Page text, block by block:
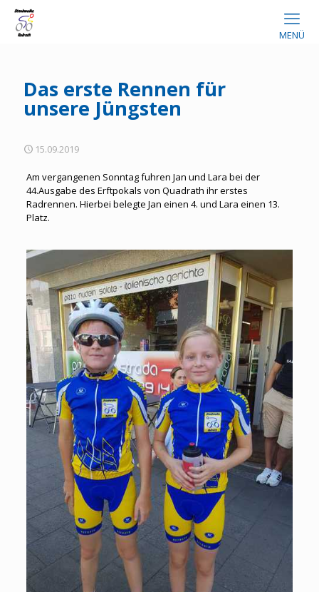
MENÜ
Das erste Rennen für
unsere Jüngsten
15.09.2019
Am vergangenen Sonntag fuhren Jan und Lara bei der
44.Ausgabe des Erftpokals von Quadrath ihr erstes
Radrennen. Hierbei belegte Jan einen 4. und Lara einen 13.
Platz.